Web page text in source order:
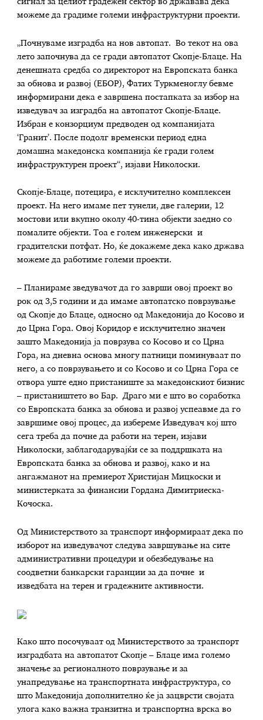
сигнал за целиот градежен сектор во државава дека
можеме да градиме големи инфраструктурни проекти.
„Почнуваме изградба на нов автопат. Во текот на ова
лето започнува да се гради автопатот Скопје-Блаце. На
денешната средба со директорот на Европската банка
за обнова и развој (ЕБОР), Фатих Туркменоглу бевме
информирани дека е завршена постапката за избор на
изведувач за изградба на автопатот Скопје-Блаце.
Избран е конзорциум предводен од компанијата
‘Гранит’. После подолг временски период една
домашна македонска компанија ќе гради голем
инфраструктурен проект“, изјави Николоски.
Скопје-Блаце, потецира, е исклучително комплексен
проект. На него имаме пет тунели, две галерии, 12
мостови или вкупно околу 40-тина објекти заедно со
помалите објекти. Тоа е голем инженерски и
градителски потфат. Но, ќе докажеме дека како држава
можеме да работиме големи проекти.
– Планираме зведувачот да го заврши овој проект во
рок од 3,5 години и да имаме автопатско поврзување
од Скопје до Блаце, односно од Македонија до Косово и
до Црна Гора. Овој Коридор е исклучително значен
зашто Македонија ја поврзува со Косово и со Црна
Гора, на дневна основа многу патници поминуваат по
него, а со поврзувањето и со Косово и со Црна Гора се
отвора уште едно пристаниште за македонскиот бизнис
– пристаништето во Бар. Драго ми е што во соработка
со Европската банка за обнова и развој успеавме да го
завршиме овој процес, да избереме Изведувач кој што
сега треба да почне да работи на терен, изјави
Николоски, заблагодарувајќи се за поддршката на
Европската банка за обнова и развој, како и на
ангажманот на премиерот Христијан Мицкоски и
министерката за финансии Гордана Димитриеска-
Кочоска.
Од Министерството за транспорт информираат дека по
изборот на изведувачот следува завршување на сите
административни процедури и обезбедување на
соодветни банкарски гаранции за да почне и
изведбата на терен и градежните активности.
Како што посочуваат од Министерството за транспорт
изградбата на автопатот Скопје – Блаце има големо
значење за регионалното поврзување и за
унапредување на транспортната инфраструктура, со
што Македонија дополнително ќе ја зацврсти својата
улога како важна транзитна и транспортна врска во